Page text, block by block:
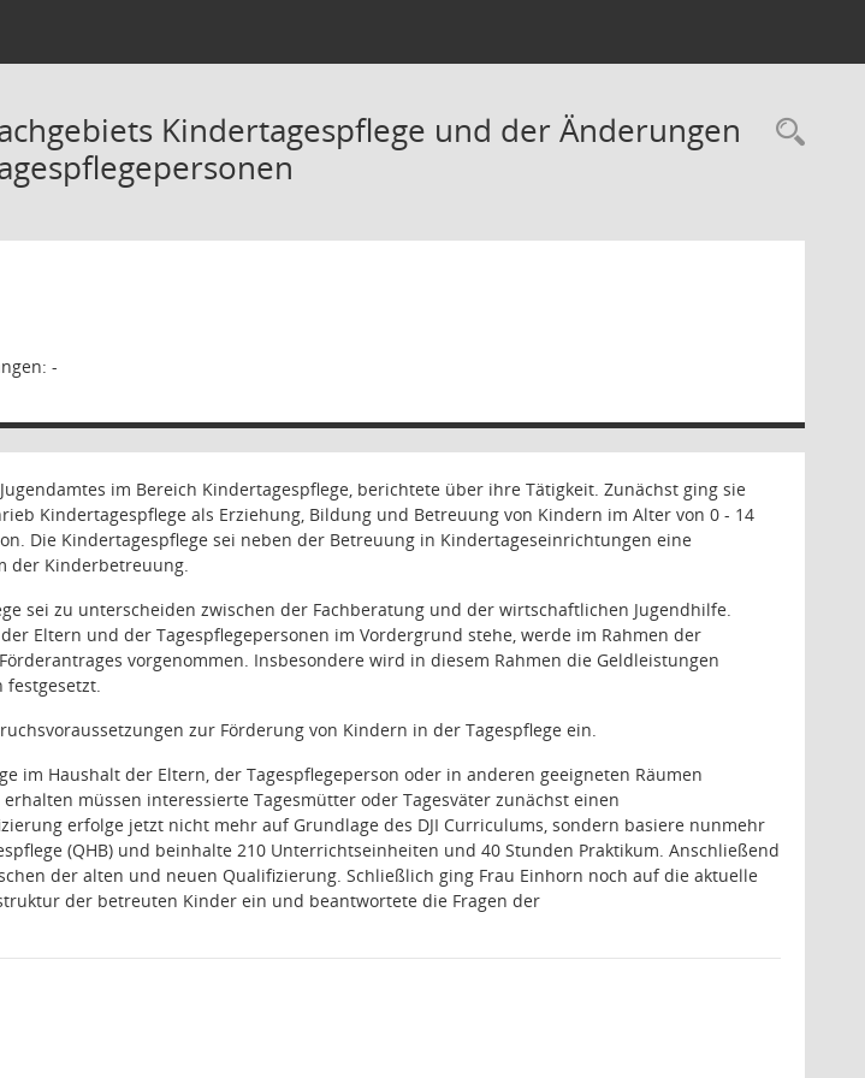
Kindertagespflege und der Änderungen
-
im Bereich Kindertagespflege, berichtete über ihre Tätigkeit. Zunächst ging sie
Kindertagespflege als Erziehung, Bildung und Betreuung von Kindern im Alter von 0 - 14
Die Kindertagespflege sei neben der Betreuung in Kindertageseinrichtungen eine
der Kinderbetreuung.
sei zu unterscheiden zwischen der Fachberatung und der wirtschaftlichen Jugendhilfe.
Eltern und der Tagespflegepersonen im Vordergrund stehe, werde im Rahmen der
vorgenommen. Insbesondere wird in diesem Rahmen die Geldleistungen
festgesetzt.
zur Förderung von Kindern in der Tagespflege ein.
im Haushalt der Eltern, der Tagespflegeperson oder in anderen geeigneten Räumen
müssen interessierte Tagesmütter oder Tagesväter zunächst einen
erfolge jetzt nicht mehr auf Grundlage des DJI Curriculums, sondern basiere nunmehr
(QHB) und beinhalte 210 Unterrichtseinheiten und 40 Stunden Praktikum. Anschließend
der alten und neuen Qualifizierung. Schließlich ging Frau Einhorn noch auf die aktuelle
der betreuten Kinder ein und beantwortete die Fragen der